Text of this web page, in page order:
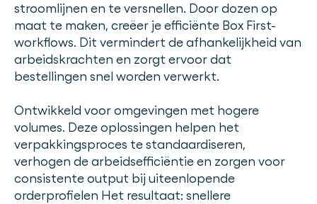
stroomlijnen en te versnellen. Door dozen op
maat te maken, creëer je efficiënte Box First-
workflows. Dit vermindert de afhankelijkheid van
arbeidskrachten en zorgt ervoor dat
bestellingen snel worden verwerkt.
Ontwikkeld voor omgevingen met hogere
volumes. Deze oplossingen helpen het
verpakkingsproces te standaardiseren,
verhogen de arbeidsefficiëntie en zorgen voor
consistente output bij uiteenlopende
orderprofielen Het resultaat: snellere